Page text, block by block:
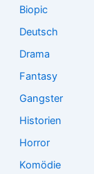
Biopic
Deutsch
Drama
Fantasy
Gangster
Historien
Horror
Komödie